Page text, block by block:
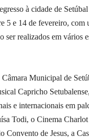
à cidade de
5 e 14 de fevereiro, com
ser realizados em vários
Municipal de
Capricho
e internacionais em
Todi, o Cinema
Convento de Jesus, a